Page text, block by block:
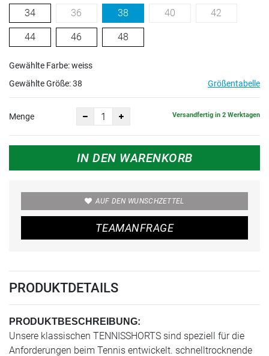
34 36 38 40 42
44 46 48
Gewählte Farbe: weiss
Gewählte Größe:38 Größentabelle
Menge Versandfertig in 2 Werktagen
IN DEN WARENKORB
AUF DEN WUNSCHZETTEL
TEAMANFRAGE
PRODUKTDETAILS
PRODUKTBESCHREIBUNG:
Unsere klassischen TENNISSHORTS sind speziell für die
Anforderungen beim Tennis entwickelt. schnelltrocknende